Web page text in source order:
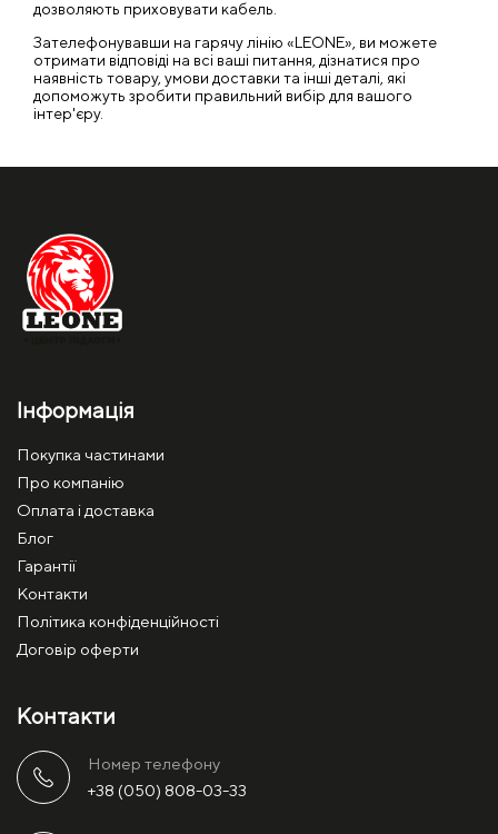
дозволяють приховувати кабель.
Зателефонувавши на гарячу лінію «LEONE», ви можете
отримати відповіді на всі ваші питання, дізнатися про
наявність товару, умови доставки та інші деталі, які
допоможуть зробити правильний вибір для вашого
інтер'єру.
Інформація
Покупка частинами
Про компанію
Оплата і доставка
Блог
Гарантії
Контакти
Політика конфіденційності
Договір оферти
Контакти
Номер телефону
+38 (050) 808-03-33